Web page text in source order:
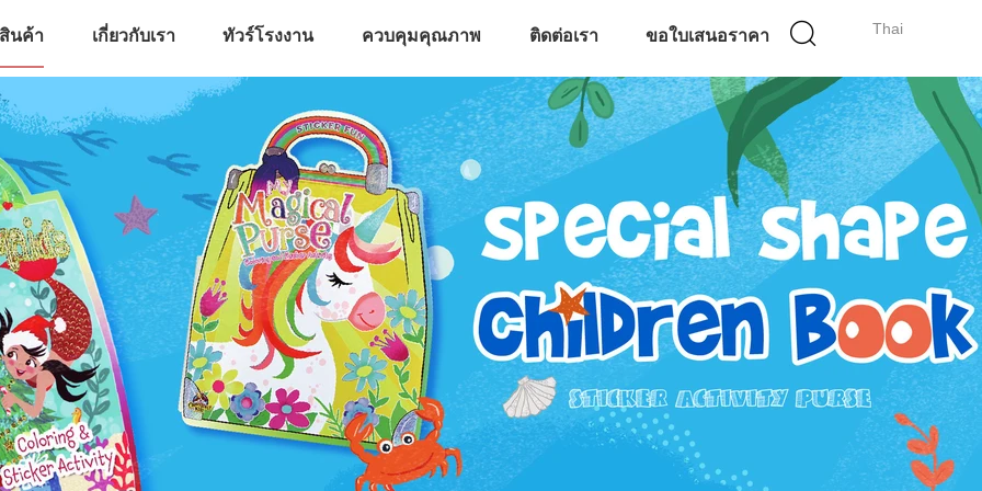
Thai
สินค้า เกี่ยวกับเรา ทัวร์โรงงาน ควบคุมคุณภาพ ติดต่อเรา ขอใบเสนอราคา